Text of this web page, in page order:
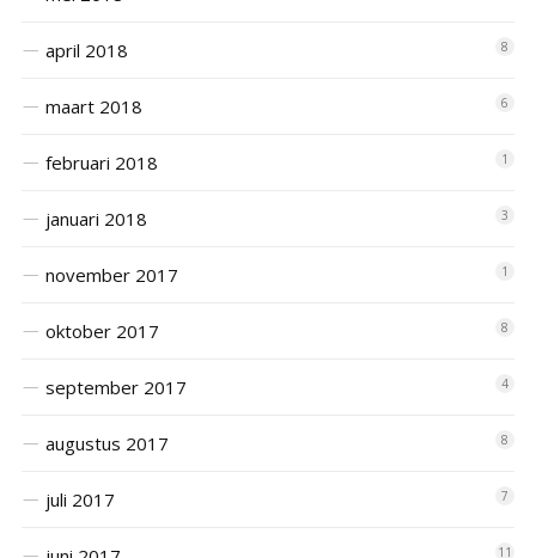
april 2018 8
maart 2018 6
februari 2018 1
januari 2018 3
november 2017 1
oktober 2017 8
september 2017 4
augustus 2017 8
juli 2017 7
11